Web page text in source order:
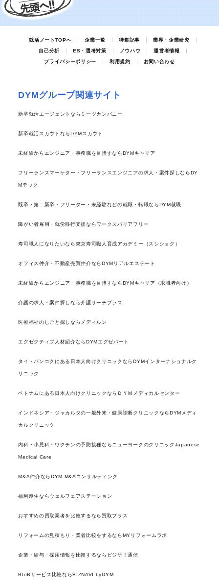
就活ノートTOPへ 企業一覧 特集記事
業界・企業研究
自己分析
ES・選考対策 ノウハウ
運営者情報
プライバシーポリシー
利用規約 お問い合わせ
DYMグループ関連サイト
新卒就活エージェントならミーツカンパニー
新卒就活スカウトならDYMスカウト
未経験からエンジニア・事務職を目指すならDYMキャリア
フリーランスマーケター・フリーランスエンジニアの求人・案件探しならDY
Mテック
既卒・第二新卒・フリーター・未経験などの就職・転職ならDYM就職
障がい者雇用・就労移行支援ならワークスバリアフリー
寿司職人になりたいなら東京寿司職人育成アカデミー（スシショク）
オフィス仲介・不動産売買仲介ならDYMリアルエステート
未経験からエンジニア・事務職を目指すならDYMキャリア（求職者向け）
介護の求人・案件探しなら介護サーチプラス
医療福祉のしごと探しならメディルン
エグゼクティブ人材紹介ならDYMエグゼパート
タイ・バンコクにある日本人向けクリニックならDYMインターナショナルク
リニック
ベトナムにある日本人向けクリニックならＤＹＭメディカルセンター
インドネシア・ジャカルタの一般外来・健康診断クリニックならDYMメディ
カルクリニック
内科・小児科・ワクチンの予防接種ならニューヨークのクリニックJapanese
Medical Care
M&A仲介ならDYM M&Aコンサルティング
福利厚生ならウェルフェアステーション
おすすめの買取業者を比較するなら買取プラス
リフォームの見積もり・業者比較をするならMYリフォームラボ
企業・給与・採用情報を比較するならビジ研！通信
BtoBサービス比較ならBIZNAVI byDYM